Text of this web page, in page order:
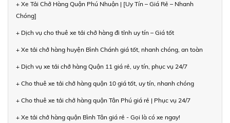
+ Xe Tải Chở Hàng Quận Phú Nhuận | [Uy Tín – Giá Rẻ – Nhanh
Chóng]
+ Dịch vụ cho thuê xe tải chở hàng đi tỉnh uy tín – Giá tốt
+ Xe tải chở hàng huyện Bình Chánh giá tốt, nhanh chóng, an toàn
+ Dịch vụ xe tải chở hàng Quận 11 giá rẻ, uy tín, phục vụ 24/7
+ Cho thuê xe tải chở hàng quận 10 giá tốt, uy tín, nhanh chóng
+ Cho thuê xe tải chở hàng quận Tân Phú giá rẻ | Phục vụ 24/7
+ Xe tải chở hàng quận Bình Tân giá rẻ - Gọi là có xe ngay!